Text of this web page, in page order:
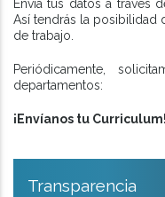
Envía tus datos a través
Así tendrás la posibilidad
de trabajo.
Periódicamente,
departamentos:
¡Envíanos tu Curriculum!
Transparencia